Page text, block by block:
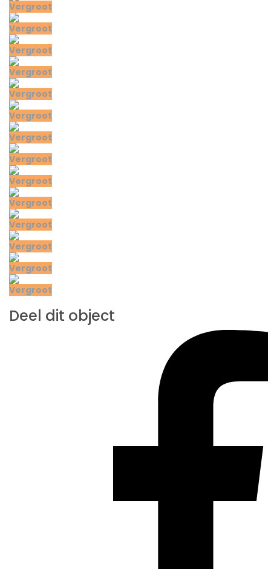
Vergroot
Vergroot
Vergroot
Vergroot
Vergroot
Vergroot
Vergroot
Vergroot
Vergroot
Vergroot
Vergroot
Vergroot
Vergroot
Vergroot
Deel dit object